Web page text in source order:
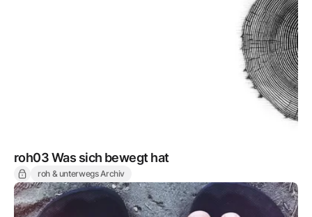
roh03 Was sich bewegt hat
roh & unterwegs Archiv